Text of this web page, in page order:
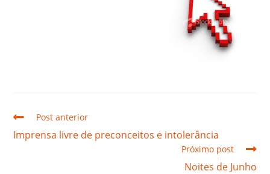
Post anterior
Imprensa livre de preconceitos e intolerância
Próximo post
Noites de Junho